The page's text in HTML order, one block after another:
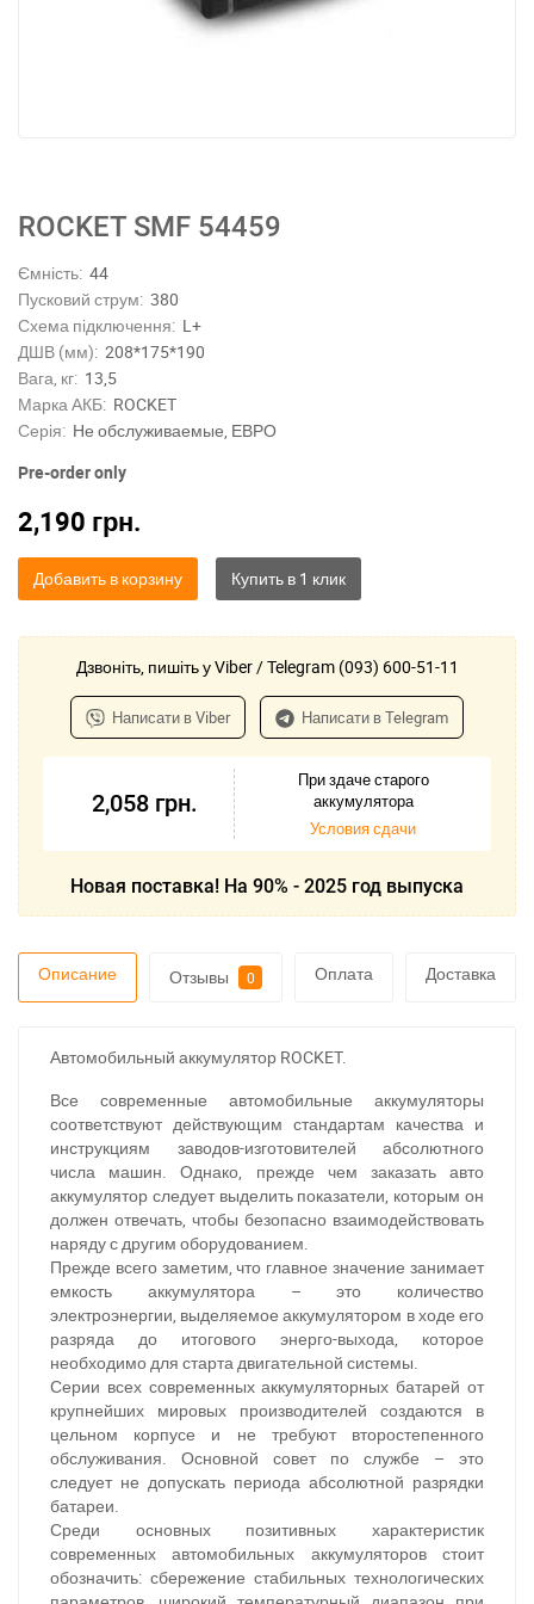
ROCKET SMF 54459
Ємність: 44
Пусковий струм: 380
Схема підключення: L+
ДШВ (мм): 208*175*190
Вага, кг: 13,5
Марка АКБ: ROCKET
Серія: Не обслуживаемые, ЕВРО
Pre-order only
2,190 грн.
Добавить в корзину
Дзвоніть, пишіть у Viber / Telegram (093) 600-51-11
Написати в Viber Написати в Telegram
2,058 грн.
При здаче старого
аккумулятора
Условия сдачи
Новая поставка! На 90% - 2025 год выпуска
Описание Отзывы 0 Оплата Доставка
Автомобильный аккумулятор ROCKET.
Все современные автомобильные аккумуляторы
соответствуют действующим стандартам качества и
инструкциям заводов-изготовителей абсолютного
числа машин. Однако, прежде чем заказать авто
аккумулятор следует выделить показатели, которым он
должен отвечать, чтобы безопасно взаимодействовать
наряду с другим оборудованием.
Прежде всего заметим, что главное значение занимает
емкость аккумулятора – это количество
электроэнергии, выделяемое аккумулятором в ходе его
разряда до итогового энерго-выхода, которое
необходимо для старта двигательной системы.
Серии всех современных аккумуляторных батарей от
крупнейших мировых производителей создаются в
цельном корпусе и не требуют второстепенного
обслуживания. Основной совет по службе – это
следует не допускать периода абсолютной разрядки
батареи.
Среди основных позитивных характеристик
современных автомобильных аккумуляторов стоит
обозначить: сбережение стабильных технологических